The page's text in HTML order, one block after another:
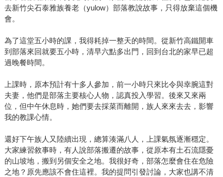
去新竹尖石泰雅族養老（yulow）部落教說故事，只得放棄這個機
會。
為了這堂五小時的課，我得耗掉一整天的時間。從新竹高鐵開車
到部落來回就要五小時，清早六點多出門，回到台北的家早已超
過晚餐時間。
上課時，原本預計有十多人參加，前一小時只來比令與幸腕這對
夫妻，他們是部落主要核心人物，認真投入學習。後來又來兩
位，但中午休息時，她們要去採菜而離開，族人來來去去，影響
我的教課心情。
還好下午族人又陸續出現，總算湊滿八人，上課氣氛逐漸穩定。
大家練習敘事時，有人說部落搬遷的故事，從原本有土石流隱憂
的山坡地，搬到另個安全之地。我很好奇，部落怎麼會住在危險
之地？原先應該不會住這裡。我的提問引發討論，大家也講不清